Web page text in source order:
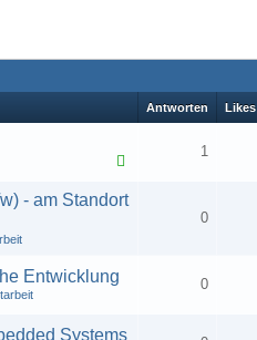
Antworten Likes
1
- am Standort
0
Entwicklung 0
Systems